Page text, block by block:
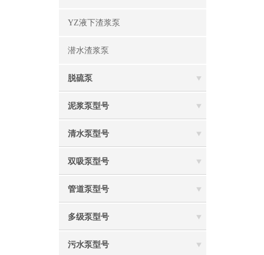
YZ液下渣浆泵
潜水渣浆泵
脱硫泵
泥浆泵型号
清水泵型号
双吸泵型号
管道泵型号
多级泵型号
污水泵型号